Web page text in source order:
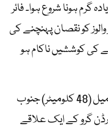
گرم ہونا شروع ہوا۔ فائر
کو نقصان پہنچنے کی
کی کوششیں ناکام ہو
لاس اینجلس سے تقریباً 30 میل (48 کلومیٹر) جنوب
گرو کے ایک علاقے